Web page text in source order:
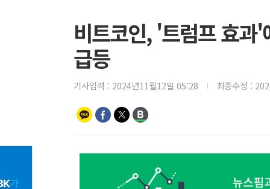
비트코인, '트럼프 효
급등
기사입력 : 2024년11월12일 05:28 최종수정 :